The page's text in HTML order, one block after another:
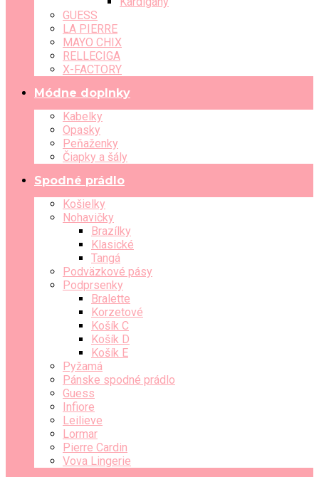
GUESS
LA PIERRE
MAYO CHIX
RELLECIGA
X-FACTORY
Módne doplnky
Kabelky
Opasky
Peňaženky
Čiapky a šály
Spodné prádlo
Košielky
Nohavičky
Brazílky
Klasické
Tangá
Podväzkové pásy
Podprsenky
Bralette
Korzetové
Košík C
Košík D
Košík E
Pyžamá
Pánske spodné prádlo
Guess
Infiore
Leilieve
Lormar
Pierre Cardin
Vova Lingerie